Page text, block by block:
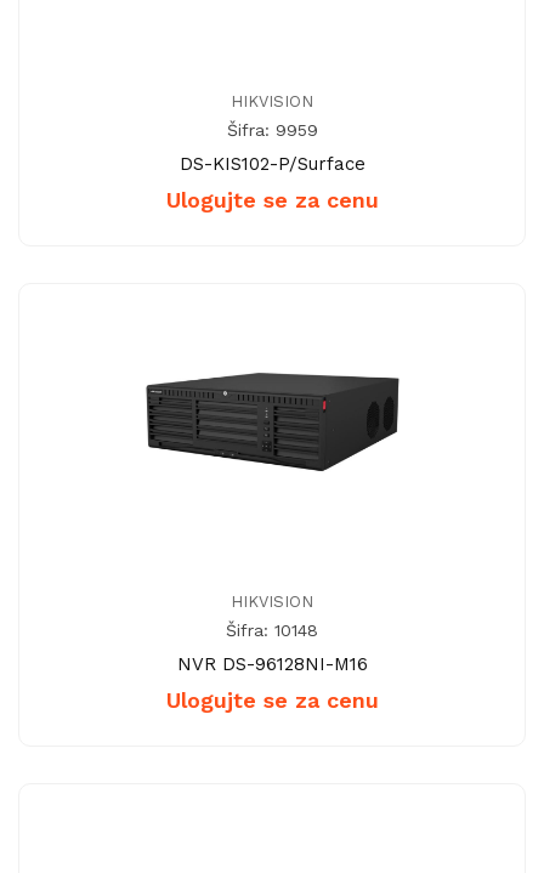
HIKVISION
Šifra: 9959
DS-KIS102-P/Surface
Ulogujte se za cenu
HIKVISION
Šifra: 10148
NVR DS-96128NI-M16
Ulogujte se za cenu